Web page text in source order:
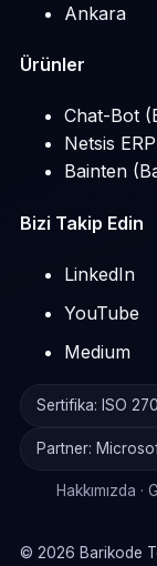
Ankara
Ürünler
Chat-Bot
Netsis ERP
Bainten
Bizi Takip Edin
LinkedIn
YouTube
Medium
Sertifika: ISO
Partner:
Hakkımızda ·
© 2026 Barikode